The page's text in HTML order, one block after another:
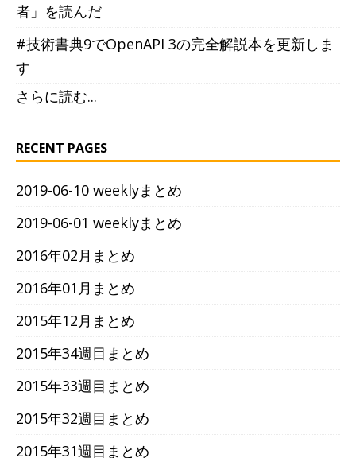
者」を読んだ
#技術書典9でOpenAPI 3の完全解説本を更新しま
す
さらに読む...
RECENT PAGES
2019-06-10 weeklyまとめ
2019-06-01 weeklyまとめ
2016年02月まとめ
2016年01月まとめ
2015年12月まとめ
2015年34週目まとめ
2015年33週目まとめ
2015年32週目まとめ
2015年31週目まとめ